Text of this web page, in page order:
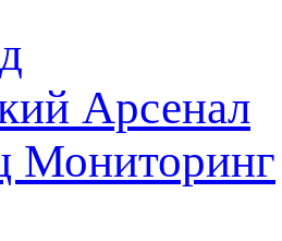
Арсенал
Мониторинг